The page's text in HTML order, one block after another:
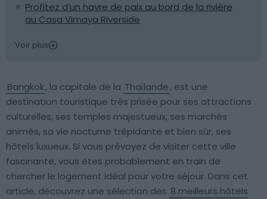
Profitez d’un havre de paix au bord de la rivière
au Casa Vimaya Riverside
Voir plus
Bangkok, la capitale de la Thaïlande, est une
destination touristique très prisée pour ses attractions
culturelles, ses temples majestueux, ses marchés
animés, sa vie nocturne trépidante et bien sûr, ses
hôtels luxueux. Si vous prévoyez de visiter cette ville
fascinante, vous êtes probablement en train de
chercher le logement idéal pour votre séjour. Dans cet
article, découvrez une sélection des 8 meilleurs hôtels